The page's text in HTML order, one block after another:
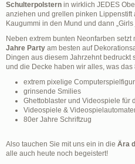
Schulterpolstern in wirklich JEDES
anziehen und grellen pinken Lippenstift
Kaugummi in den Mund und dann
Neben extrem bunten Neonfarben
Jahre Party am besten auf
Dingen aus diesem Jahrzehnt bedruckt
und die Decke haben wir alles, was
extrem pixelige
grinsende Smilies
Ghettoblaster und Videospiele für
Videospiele &
80er Jahre Schriftzug
Also tauchen Sie mit uns ein in die Ära
alle auch heute noch begeistert!